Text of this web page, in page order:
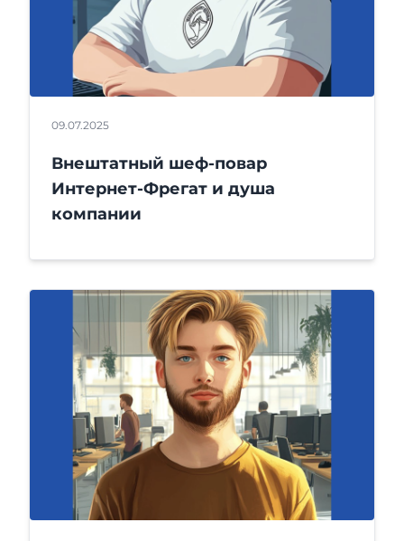
09.07.2025
Внештатный шеф-повар
Интернет-Фрегат и душа
компании